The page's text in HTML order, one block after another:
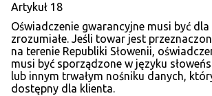
Artykuł 18
Oświadczenie gwarancyjne musi być
zrozumiałe. Jeśli towar jest
na terenie Republiki Słowenii,
musi być sporządzone w języku
lub innym trwałym nośniku danych,
dostępny dla klienta.